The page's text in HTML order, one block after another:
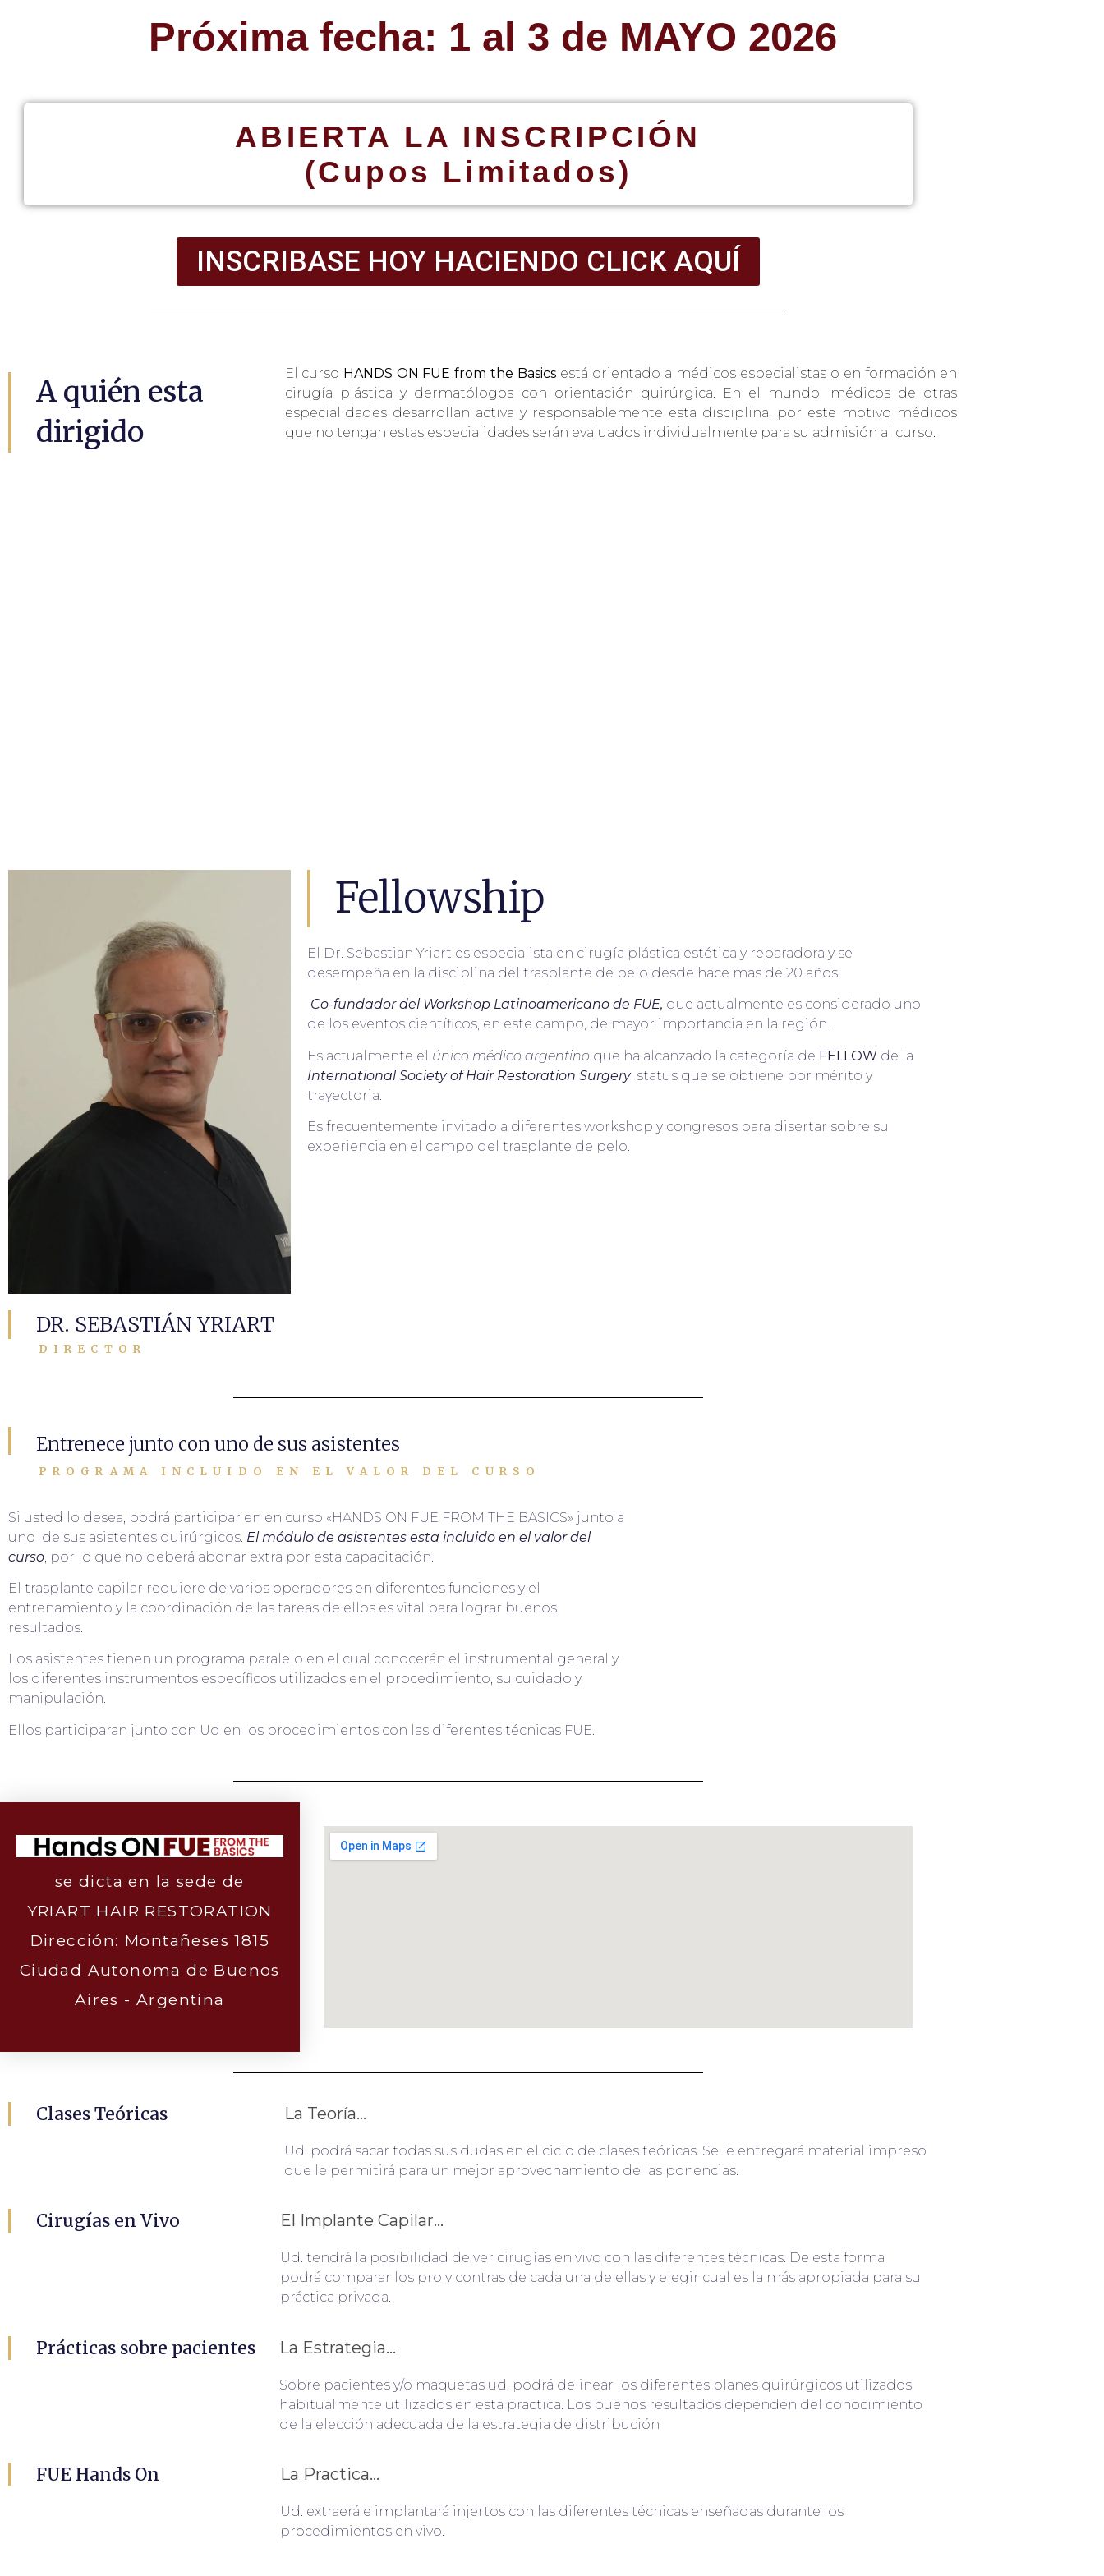
Próxima fecha: 1 al 3 de MAYO 2026
ABIERTA LA INSCRIPCIÓN
(Cupos Limitados)
INSCRIBASE HOY HACIENDO CLICK AQUÍ
A quién esta
dirigido
El curso HANDS ON FUE from the Basicsestá orientado a médicos especialistas o en formación en
cirugía plástica y dermatólogos con orientación quirúrgica. En el mundo, médicos de otras
especialidades desarrollan activa y responsablemente esta disciplina, por este motivo médicos
que no tengan estas especialidades serán evaluados individualmente para su admisión al curso.
DR. SEBASTIÁN YRIART
DIRECTOR
Fellowship
El Dr. Sebastian Yriart es especialista en cirugía plástica estética y reparadora y se
desempeña en la disciplina del trasplante de pelo desde hace mas de 20 años.
Co-fundador del Workshop Latinoamericano de FUE, que actualmente es considerado uno
de los eventos científicos, en este campo, de mayor importancia en la región.
Es actualmente el único médico argentino que ha alcanzado la categoría de FELLOW de la
International Society of Hair Restoration Surgery, status que se obtiene por mérito y
trayectoria.
Es frecuentemente invitado a diferentes workshop y congresos para disertar sobre su
experiencia en el campo del trasplante de pelo.
Entrenece junto con uno de sus asistentes
PROGRAMA INCLUIDO EN EL VALOR DEL CURSO
Si usted lo desea, podrá participar en en curso «HANDS ON FUE FROM THE BASICS» junto a
uno de sus asistentes quirúrgicos. El módulo de asistentes esta incluido en el valor del
curso , por lo que no deberá abonar extra por esta capacitación.
El trasplante capilar requiere de varios operadores en diferentes funciones y el
entrenamiento y la coordinación de las tareas de ellos es vital para lograr buenos
resultados.
Los asistentes tienen un programa paralelo en el cual conocerán el instrumental general y
los diferentes instrumentos específicos utilizados en el procedimiento, su cuidado y
manipulación.
Ellos participaran junto con Ud en los procedimientos con las diferentes técnicas FUE.
se dicta en la sede de
YRIART HAIR RESTORATION
Dirección: Montañeses 1815
Ciudad Autonoma de Buenos
Aires - Argentina
Clases Teóricas La Teoría...
Ud. podrá sacar todas sus dudas en el ciclo de clases teóricas. Se le entregará material impreso
que le permitirá para un mejor aprovechamiento de las ponencias.
Cirugías en Vivo El Implante Capilar...
Ud. tendrá la posibilidad de ver cirugías en vivo con las diferentes técnicas. De esta forma
podrá comparar los pro y contras de cada una de ellas y elegir cual es la más apropiada para su
práctica privada.
Prácticas sobre pacientes La Estrategia...
Sobre pacientes y/o maquetas ud. podrá delinear los diferentes planes quirúrgicos utilizados
habitualmente utilizados en esta practica. Los buenos resultados dependen del conocimiento
de la elección adecuada de la estrategia de distribución
FUE Hands On La Practica...
Ud. extraerá e implantará injertos con las diferentes técnicas enseñadas durante los
procedimientos en vivo.